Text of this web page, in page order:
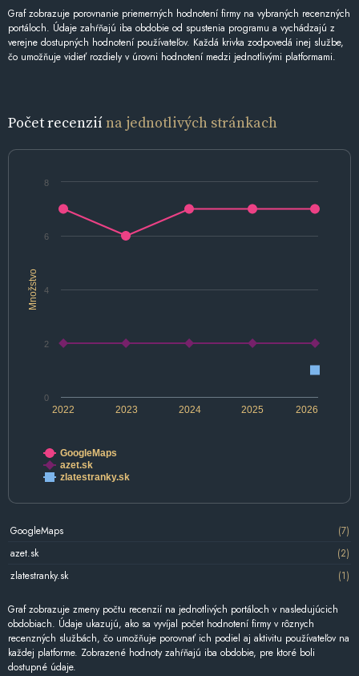
Graf zobrazuje porovnanie priemerných hodnotení firmy na vybraných recenzných
portáloch. Údaje zahŕňajú iba obdobie od spustenia programu a vychádzajú z
verejne dostupných hodnotení používateľov. Každá krivka zodpovedá inej službe,
čo umožňuje vidieť rozdiely v úrovni hodnotení medzi jednotlivými platformami.
Počet recenziína jednotlivých stránkach
Množstvo
2022 2024 2026
2023 2025
0
2
4
6
8
GoogleMaps
azet.sk
zlatestranky.sk
GoogleMaps
(7)
azet.sk
(2)
zlatestranky.sk
(1)
Graf zobrazuje zmeny počtu recenzií na jednotlivých portáloch v nasledujúcich
obdobiach. Údaje ukazujú, ako sa vyvíjal počet hodnotení firmy v rôznych
recenzných službách, čo umožňuje porovnať ich podiel aj aktivitu používateľov na
každej platforme. Zobrazené hodnoty zahŕňajú iba obdobie, pre ktoré boli
dostupné údaje.